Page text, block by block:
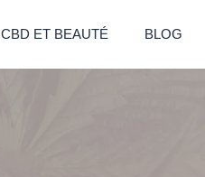
CBD ET BEAUTÉ BLOG